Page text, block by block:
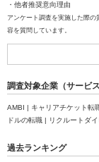
・他者推奨意向理由
アンケート調査を実施した際
容を質問しています。
調査対象企業（サービス
AMBI | キャリアチケット転
ドルの転職 | リクルートダ
過去ランキング